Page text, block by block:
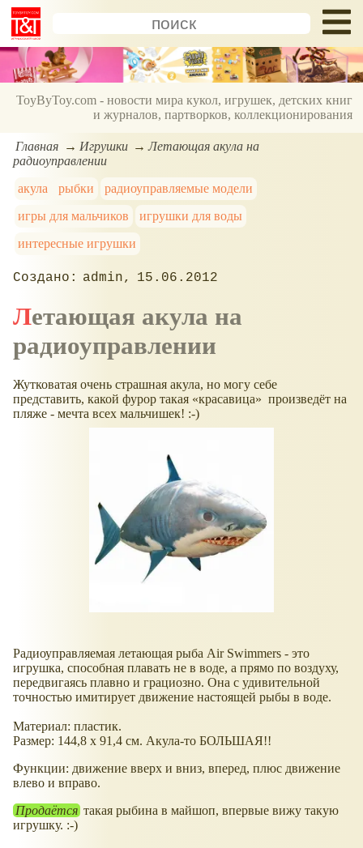
ToyByToy.com - новости мира кукол, игрушек, детских книг
и журналов, партворков, коллекционирования
Главная Игрушки
Летающая акула на
радиоуправлении
акула
рыбки
радиоуправляемые модели
игры для мальчиков
игрушки для воды
интересные игрушки
admin 15.06.2012
Летающая акула на
радиоуправлении
Жутковатая очень страшная акула, но могу себе
представить, какой фурор такая
красавица
произведёт на
пляже - мечта всех мальчишек! :-)
Радиоуправляемая летающая рыба Air Swimmers - это
игрушка, способная плавать не в воде, а прямо по воздуху,
передвигаясь плавно и грациозно. Она с удивительной
точностью имитирует движение настоящей рыбы в воде.
Материал: пластик.
Размер: 144,8 х 91,4 см. Акула-то БОЛЬШАЯ!!
Функции: движение вверх и вниз, вперед, плюс движение
влево и вправо.
Продаётся такая рыбина в майшоп, впервые вижу такую
игрушку. :-)